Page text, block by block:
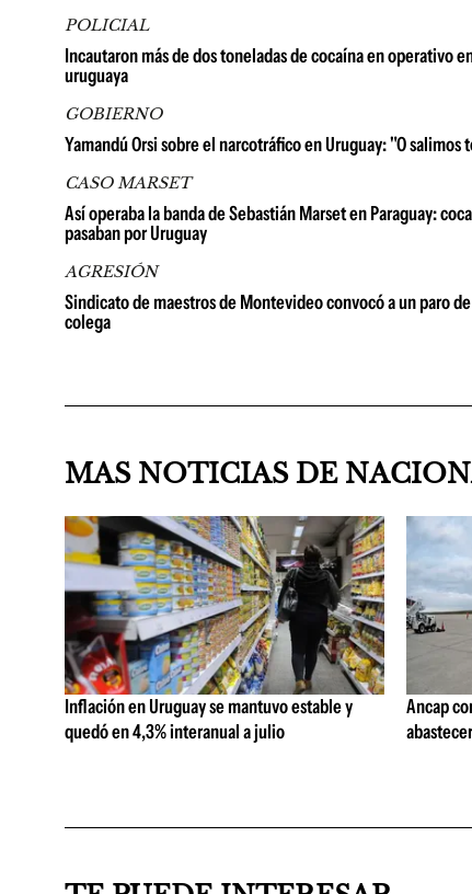
POLICIAL
Incautaron más de dos toneladas de cocaína en operativo
uruguaya
GOBIERNO
Yamandú Orsi sobre el narcotráfico en Uruguay: "O
CASO MARSET
Así operaba la banda de Sebastián Marset en Paraguay:
pasaban por Uruguay
AGRESIÓN
Sindicato de maestros de Montevideo convocó a un paro
colega
MAS NOTICIAS DE
Inflación en Uruguay se mantuvo estable y
quedó en 4,3% interanual a julio
Ancap